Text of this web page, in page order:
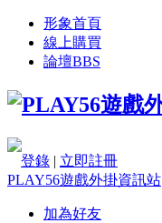
形象首頁
線上購買
論壇BBS
登錄 | 立即註冊
PLAY56遊戲外掛資訊站
加為好友